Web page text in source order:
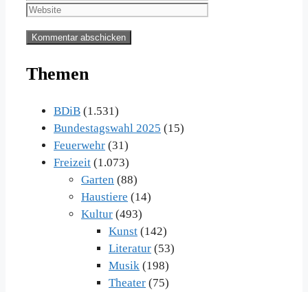
Themen
BDiB (1.531)
Bundestagswahl 2025 (15)
Feuerwehr (31)
Freizeit (1.073)
Garten (88)
Haustiere (14)
Kultur (493)
Kunst (142)
Literatur (53)
Musik (198)
Theater (75)